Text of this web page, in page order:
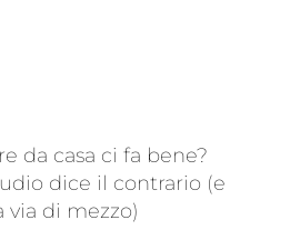
da casa ci fa bene?
dice il contrario (e
via di mezzo)